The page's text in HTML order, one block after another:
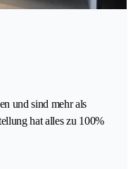
und sind mehr als
hat alles zu 100%